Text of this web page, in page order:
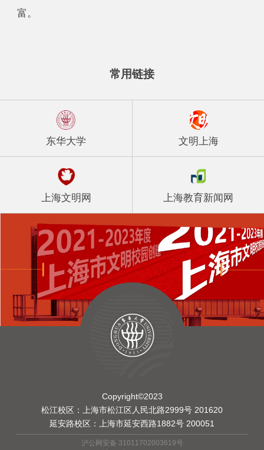
富。
常用链接
东华大学 文明上海
上海文明网 上海教育新闻网
Copyright©2023
松江校区：上海市松江区人民北路2999号 201620
延安路校区：上海市延安西路1882号 200051
沪公网安备 31011702003619号